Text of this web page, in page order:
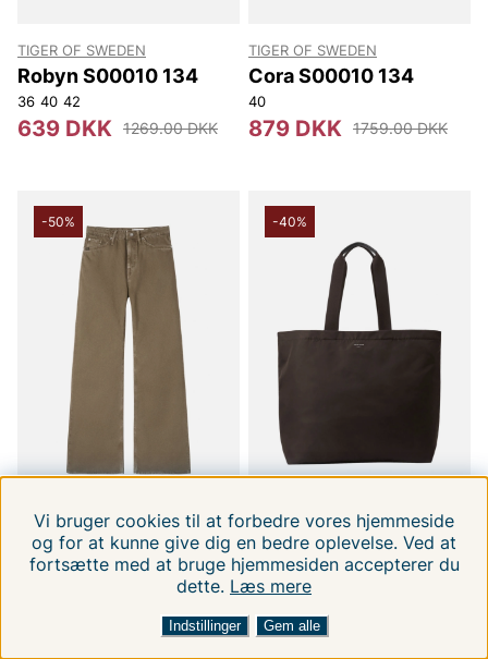
FILTRERA EFTER SORTER EFTER:
TIGER OF SWEDEN
Robyn S00010 134
36 40 42
639 DKK 1269.00 DKK
TIGER OF SWEDEN
Cora S00010 134
40
879 DKK 1759.00 DKK
-50%
TIGER OF SWEDEN
Kinne Bright S00009
1129.00 DKK
-40%
TIGER OF SWEDEN
Pera T00007 10N
ONE
849 DKK
Vi bruger cookies til at forbedre vores hjemmeside
og for at kunne give dig en bedre oplevelse. Ved at
fortsætte med at bruge hjemmesiden accepterer du
dette. Læs mere
Indstillinger Gem alle